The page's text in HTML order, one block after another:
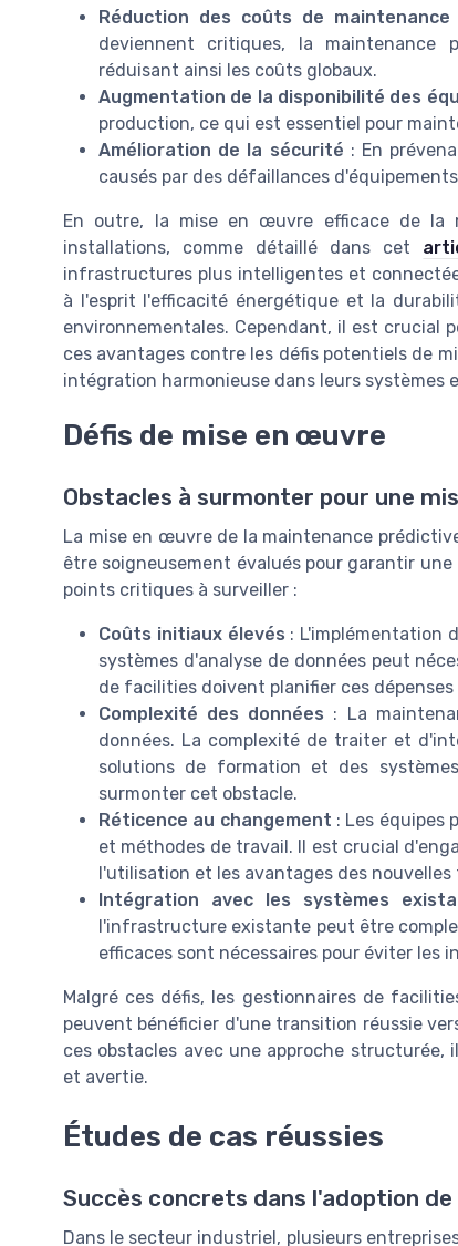
Réduction des coûts de maintenance
deviennent critiques, la maintenance
réduisant ainsi les coûts globaux.
Augmentation de la disponibilité des
production, ce qui est essentiel pour
Amélioration de la sécurité : En
causés par des défaillances
En outre, la mise en œuvre efficace de la
installations, comme détaillé dans cet
infrastructures plus intelligentes et
à l'esprit l'efficacité énergétique et la
environnementales. Cependant, il est crucial
ces avantages contre les défis potentiels de
intégration harmonieuse dans leurs systèmes
Défis de mise en œuvre
Obstacles à surmonter pour une
La mise en œuvre de la maintenance
être soigneusement évalués pour garantir
points critiques à surveiller :
Coûts initiaux élevés : L'implémentation
systèmes d'analyse de données peut
de facilities doivent planifier ces
Complexité des données : La
données. La complexité de traiter et
solutions de formation et des
surmonter cet obstacle.
Réticence au changement : Les équipes
et méthodes de travail. Il est crucial
l'utilisation et les avantages des nouvelles
Intégration avec les systèmes
l'infrastructure existante peut être
efficaces sont nécessaires pour éviter les
Malgré ces défis, les gestionnaires de
peuvent bénéficier d'une transition réussie
ces obstacles avec une approche
et avertie.
Études de cas réussies
Succès concrets dans l'adoption
Dans le secteur industriel, plusieurs